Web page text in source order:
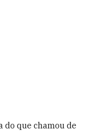
do que chamou de